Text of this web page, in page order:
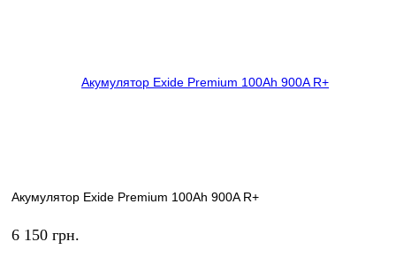
Акумулятор Exide Premium 100Ah 900A R+
6 150 грн.